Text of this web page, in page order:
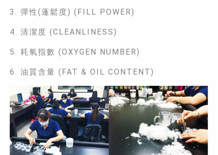
3. 彈性(蓬鬆度) (FILL POWER)
4. 清潔度 (CLEANLINESS)
5. 耗氧指數 (OXYGEN NUMBER)
6. 油質含量 (FAT & OIL CONTENT)